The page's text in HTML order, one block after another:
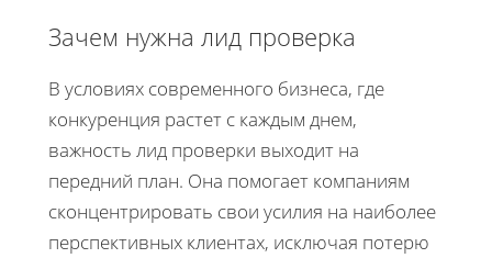
Зачем нужна лид проверка
В условиях современного бизнеса, где
конкуренция растет с каждым днем,
важность лид проверки выходит на
передний план. Она помогает компаниям
сконцентрировать свои усилия на наиболее
перспективных клиентах, исключая потерю